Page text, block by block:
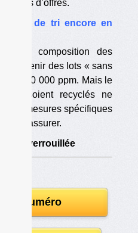
appels d’offres.
seuils de tri encore en
que la composition des
d’obtenir des lots « sans
ou 20 000 ppm. Mais le
soient recyclés ne
Des mesures spécifiques
s’en assurer.
verrouillée
le numéro